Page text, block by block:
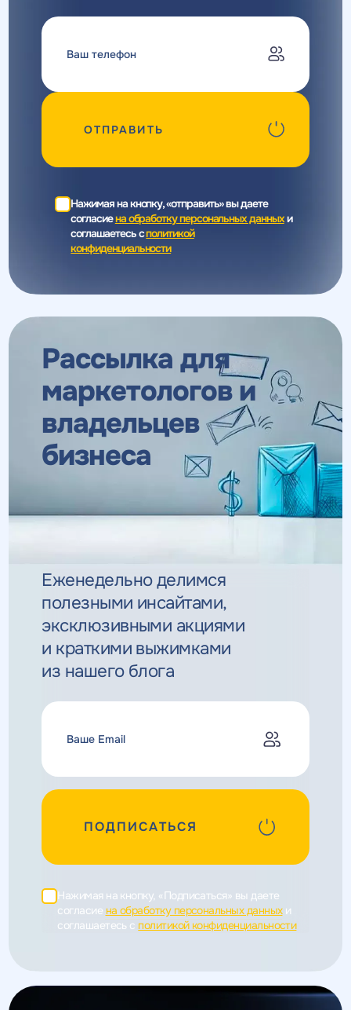
ОТПРАВИТЬ
Нажимая на кнопку, «отправить» вы даете
согласиена обработку персональных данныхи
соглашаетесь cполитикой
конфиденциальности
Рассылка для
маркетологови
владельцев
бизнеса
Еженедельно делимся
полезными инсайтами,
эксклюзивными акциями
и краткими выжимками
из нашего блога
ПОДПИСАТЬСЯ
Нажимая на кнопку, «Подписаться» вы даете
согласие на обработку персональных данныхи
соглашаетесь c политикой конфиденциальности